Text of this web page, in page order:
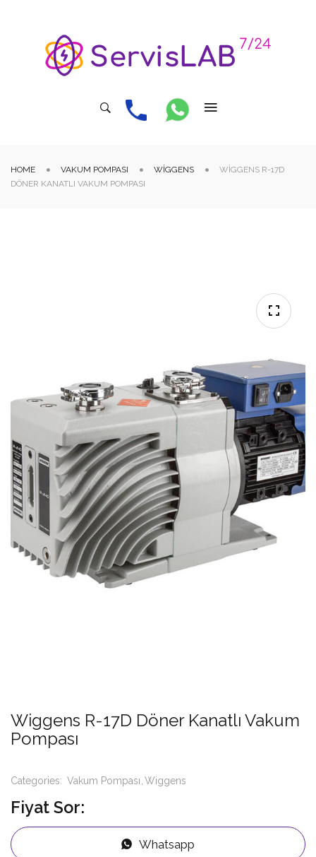
HOME VAKUM POMPASI WIGGENS
WIGGENS R-17D
DÖNER KANATLI VAKUM POMPASI
Wiggens R-17D Döner Kanatlı Vakum
Pompası
Categories: Vakum Pompası Wiggens
Fiyat Sor:
Whatsapp